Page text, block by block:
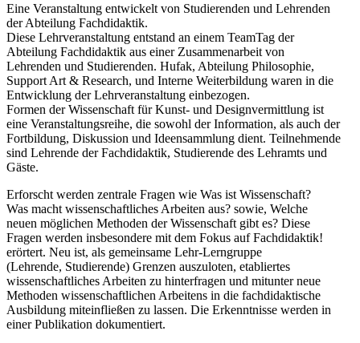
Eine Veranstaltung entwickelt von Studierenden und Lehrenden
der Abteilung Fachdidaktik.
Diese Lehrveranstaltung entstand an einem TeamTag der
Abteilung Fachdidaktik aus einer Zusammenarbeit von
Lehrenden und Studierenden. Hufak, Abteilung Philosophie,
Support Art & Research, und Interne Weiterbildung waren in die
Entwicklung der Lehrveranstaltung einbezogen.
Formen der Wissenschaft für Kunst- und Designvermittlung ist
eine Veranstaltungsreihe, die sowohl der Information, als auch der
Fortbildung, Diskussion und Ideensammlung dient. Teilnehmende
sind Lehrende der Fachdidaktik, Studierende des Lehramts und
Gäste.
Erforscht werden zentrale Fragen wie Was ist Wissenschaft?
Was macht wissenschaftliches Arbeiten aus? sowie, Welche
neuen möglichen Methoden der Wissenschaft gibt es? Diese
Fragen werden insbesondere mit dem Fokus auf Fachdidaktik!
erörtert. Neu ist, als gemeinsame Lehr-Lerngruppe
(Lehrende, Studierende) Grenzen auszuloten, etabliertes
wissenschaftliches Arbeiten zu hinterfragen und mitunter neue
Methoden wissenschaftlichen Arbeitens in die fachdidaktische
Ausbildung miteinfließen zu lassen. Die Erkenntnisse werden in
einer Publikation dokumentiert.